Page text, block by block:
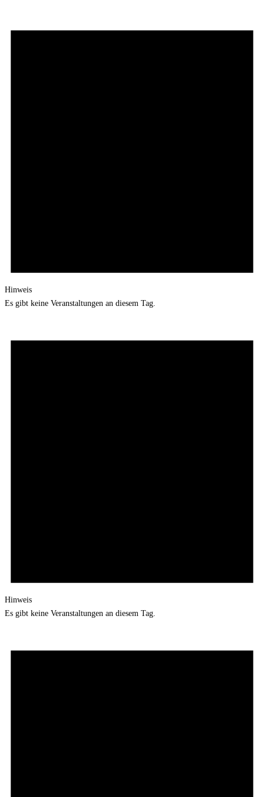
Hinweis
Es gibt keine Veranstaltungen an diesem Tag.
Hinweis
Es gibt keine Veranstaltungen an diesem Tag.